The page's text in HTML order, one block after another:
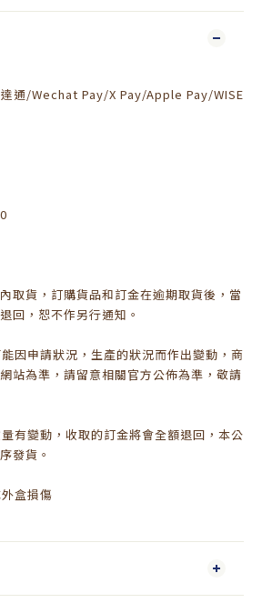
通/Wechat Pay/X Pay/Apple Pay/WISE
取貨，訂購貨品和訂金在逾期取貨後，當
回，恕不作另行通知。
因申請狀況，生產的狀況而作出變動，商
站為準，請留意相關官方公佈為準，敬請
有變動，收取的訂金將會全額退回，本公
發貨。
盒損傷